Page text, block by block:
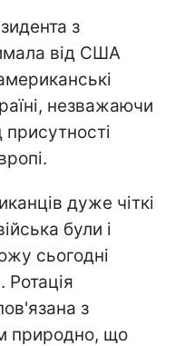
з
від США
незважаючи
дуже чіткі
були і
сьогодні
Ротація
з
природно, що